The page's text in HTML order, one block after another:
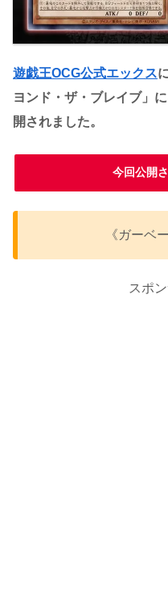
遊戯王OCG公式エックス
ヨンド・ザ・ブレイブ」
開されました。
今回公開
《ガーベ
スポ